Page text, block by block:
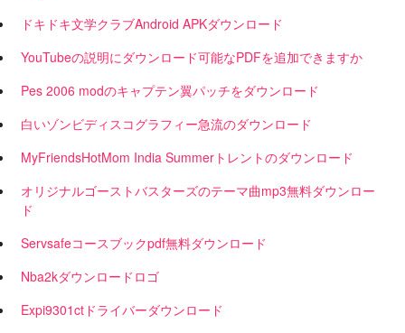
ドキドキ文学クラブAndroid APKダウンロード
YouTubeの説明にダウンロード可能なPDFを追加できますか
Pes 2006 modのキャプテン翼パッチをダウンロード
白いゾンビディスコグラフィー急流のダウンロード
MyFriendsHotMom India Summerトレントのダウンロード
オリジナルゴーストバスターズのテーマ曲mp3無料ダウンロー
ド
Servsafeコースブックpdf無料ダウンロード
Nba2kダウンロードロゴ
Expi9301ctドライバーダウンロード